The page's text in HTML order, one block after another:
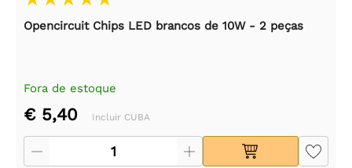
Opencircuit Chips LED brancos de 10W - 2 peças
Fora de estoque
€ 5,40 Incluir CUBA